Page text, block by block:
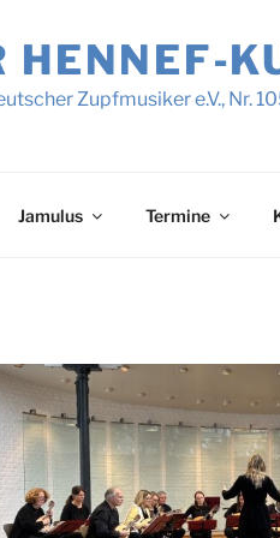
Zupfmusiker e.V., Nr.
Jamulus Termine